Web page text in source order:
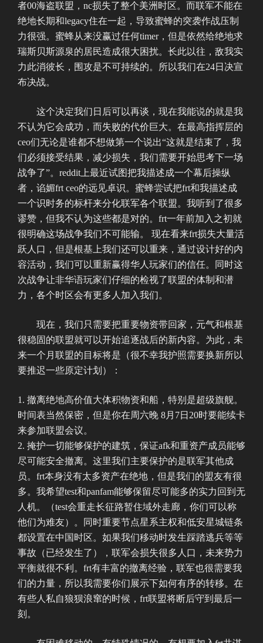
者00海盗联盟，nc损失了整个美洲时区。而联军不能在
绝地长期和legacy住在一起，导致蜜蜂的突袭作战压制
力很强。蜜蜂从来没赢过任何timer，但是依然给绝地求
瑞斯贝斯源泉的居民造成很大困扰。长此以往，敌我实
力此消彼长，围攻是不可持续的。所以我们在24日决宣
布决战。
这个决定我们日后可以再谈，现在我能说的就是我
不认为它会成功，而失败的代价巨大。在最高指挥层的
ceo们无论是谁都不想做第一个说出“这就是结束了，我
们必须接受结果，减少损失，我们需要开始思考下一场
战争了”。reddit上最近试图把我描述成一个幕后操纵
者，谄媚frt ceo的远见卓识。蜜蜂尝试把frt和我描述成
一个识时务的标杆来分化联军各个联盟。我听到了很多
谬赞，但我不认为这些都是对的。frt一年前加入之初就
很明确这场战争我们不可能输。 现在看来frt损失大量活
跃人口，但是根基上我们还可以重来，通过设计好的内
容活动，我们可以重新赢得华人玩家们的信任。同时这
次战争让非华语玩家们仔细的检视了联盟的体制和潜
力，各个时区会有更多人加入我们。
现在，我们只需要把重要物资带回家，元气和根基
很稳固的联盟就可以开始追逐战后的新内容。为此，未
来一个月联盟的目标将是（很不幸我护照需要换新所以
要推迟一些原定计划）：
撤离绝地高价值大体积物资和船，特别是超级旗舰。
时间表当然保密，但是你在周六晚 8月7日20时要能续卡
来参加联盟会议。
掩护一切能够保护的建筑，保证afk和重资产成员能够
尽可能安全撤离。这里我们主要保护的是联军其他成
员。frt本身没有太多资产在绝地，但是我们的盟友有很
多。我希望test和panfam能够保留尽可能多的实力回到无
人机。（test会重走长征路暂住域外走廊，你们可以称
他们为难友）。同时重要节点星系主权和低安星城链条
都设置在中国时区。如果我们移动时发生踩踏逃兵等等
事故（已经发生了），联军会损失很多人口，未来势力
平衡就很不利。frt有丰富的撤离经验，联军也很需要我
们的力量，所以我需要你们展示下如何有序的转移。在
有些人私自狼狈浪窜的时候，frt联盟将断后守到最后一
刻。